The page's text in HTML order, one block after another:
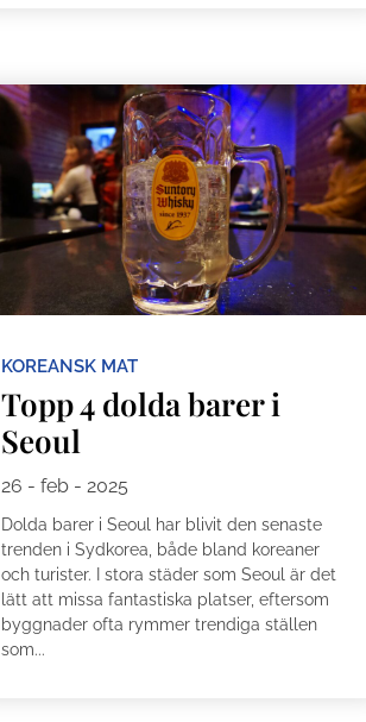
KOREANSK MAT
Topp 4 dolda barer i
Seoul
26 - feb - 2025
Dolda barer i Seoul har blivit den senaste
trenden i Sydkorea, både bland koreaner
och turister. I stora städer som Seoul är det
lätt att missa fantastiska platser, eftersom
byggnader ofta rymmer trendiga ställen
som...